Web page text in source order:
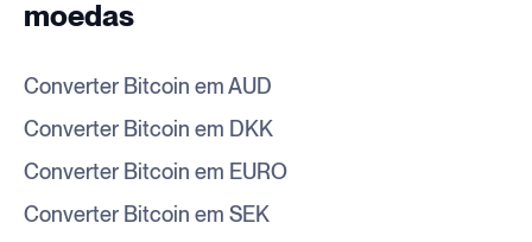
moedas
Converter Bitcoin em AUD
Converter Bitcoin em DKK
Converter Bitcoin em EURO
Converter Bitcoin em SEK